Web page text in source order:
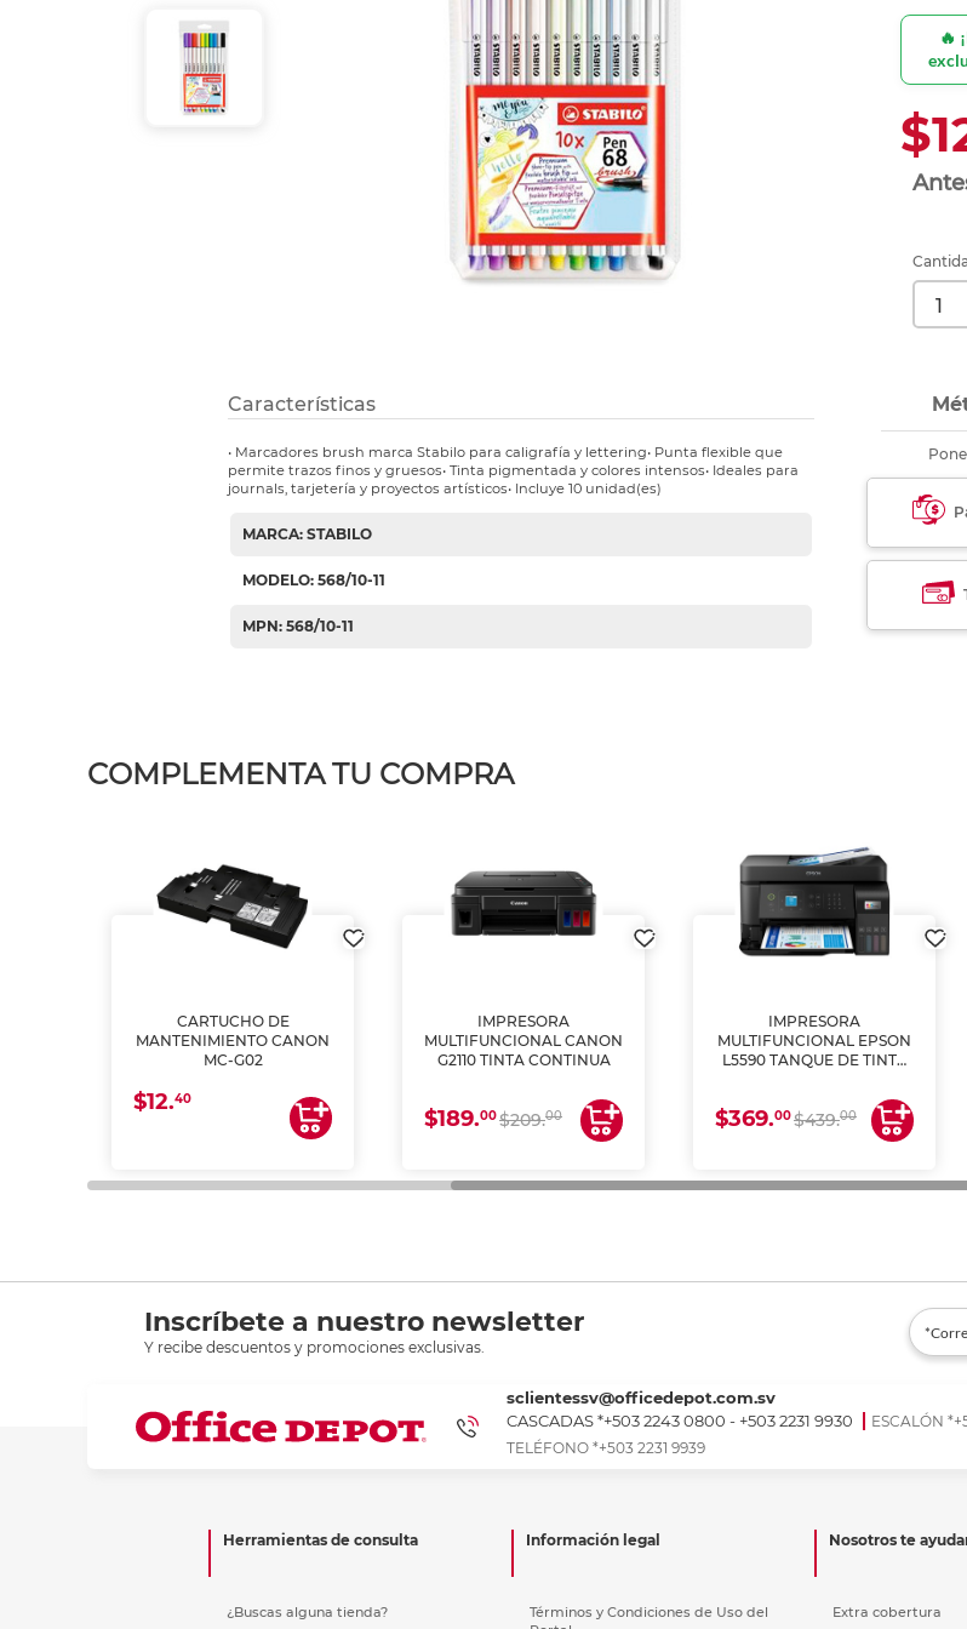
Ver más
🔥
Características
• Marcadores brush marca Stabilo para caligrafía y lettering• Punta flexible que
permite trazos finos y gruesos• Tinta pigmentada y colores intensos• Ideales para
journals, tarjetería y proyectos artísticos• Incluye 10 unidad(es)
MARCA: STABILO
MODELO: 568/10-11
MPN: 568/10-11
COMPLEMENTA TU COMPRA
CARTUCHO DE
MANTENIMIENTO CANON
MC-G02
$12.40
IMPRESORA
MULTIFUNCIONAL CANON
G2110 TINTA CONTINUA
$189.00$209.00
IMPRESORA
MULTIFUNCIONAL EPSON
L5590 TANQUE DE TINTA
$369.00$439.00
Inscríbete a nuestro newsletter
Y recibe descuentos y promociones exclusivas.
sclientessv@officedepot.com.sv
CASCADAS *+503 2243 0800 - +503 2231 9930
ESCALÓN
TELÉFONO *+503 2231 9939
Herramientas de consulta
¿Buscas alguna tienda?
Información legal
Términos y Condiciones de Uso del
Nosotros te
Extra cobertura